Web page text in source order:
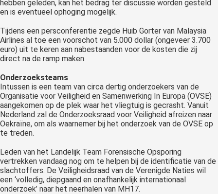
hebben geleden, kan het bedrag ter discussie worden gesteld
en is eventueel ophoging mogelijk.
Tijdens een persconferentie zegde Huib Gorter van Malaysia
Airlines al toe een voorschot van 5.000 dollar (ongeveer 3.700
euro) uit te keren aan nabestaanden voor de kosten die zij
direct na de ramp maken.
Onderzoeksteams
Intussen is een team van circa dertig onderzoekers van de
Organisatie voor Veiligheid en Samenwerking In Europa (OVSE)
aangekomen op de plek waar het vliegtuig is gecrasht. Vanuit
Nederland zal de Onderzoeksraad voor Veiligheid afreizen naar
Oekraïne, om als waarnemer bij het onderzoek van de OVSE op
te treden.
Leden van het Landelijk Team Forensische Opsporing
vertrekken vandaag nog om te helpen bij de identificatie van de
slachtoffers. De Veiligheidsraad van de Verenigde Naties wil
een ‘volledig, diepgaand en onafhankelijk internationaal
onderzoek’ naar het neerhalen van MH17.